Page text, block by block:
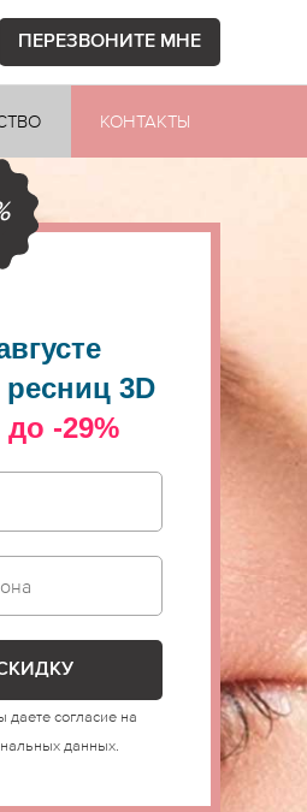
ПЕРЕЗВОНИТЕ МНЕ
КОНТАКТЫ
3D
-29%
согласие на
данных.